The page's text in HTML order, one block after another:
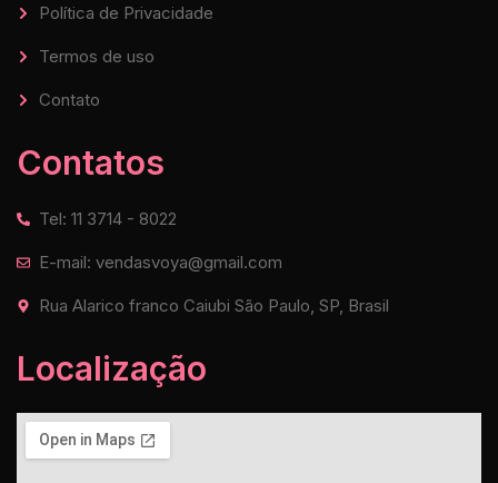
Política de Privacidade
Termos de uso
Contato
Contatos
Tel: 11 3714 - 8022
E-mail: vendasvoya@gmail.com
Rua Alarico franco Caiubi São Paulo, SP, Brasil
Localização